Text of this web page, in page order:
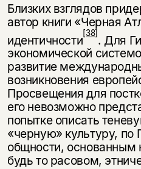
Близких взглядов
автор книги «Черная
идентичности[38]. Для
экономической
развитие
возникновения
Просвещения для
его невозможно
попытке описать
«черную» культуру,
общности,
будь то расовом,